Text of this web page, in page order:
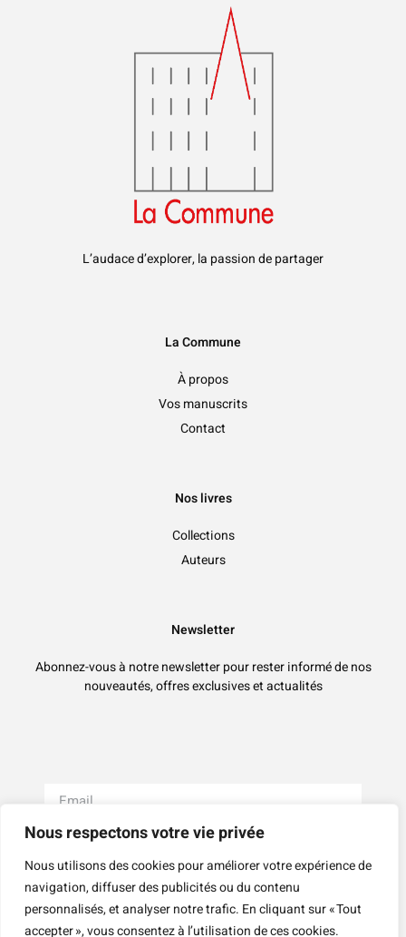
Nous respectons votre vie privée
Nous utilisons des cookies pour améliorer votre expérience de
navigation, diffuser des publicités ou du contenu
personnalisés, et analyser notre trafic. En cliquant sur « Tout
accepter », vous consentez à l’utilisation de ces cookies.
L’audace d’explorer, la passion de partager
La Commune
À propos
Vos manuscrits
Contact
Nos livres
Collections
Auteurs
Newsletter
Abonnez-vous à notre newsletter pour rester informé de nos
nouveautés, offres exclusives et actualités
S'abonner
Mentions légalesCGV